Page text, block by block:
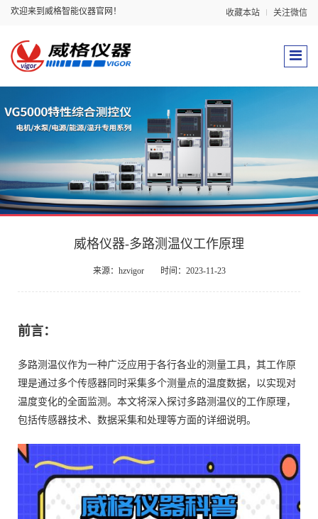
欢迎来到威格智能仪器官网！ 收藏本站 关注微信
威格仪器-多路测温仪工作原理
来源：hzvigor 时间：2023-11-23
前言：
多路测温仪作为一种广泛应用于各行各业的测量工具，其工作原
理是通过多个传感器同时采集多个测量点的温度数据，以实现对
温度变化的全面监测。本文将深入探讨多路测温仪的工作原理，
包括传感器技术、数据采集和处理等方面的详细说明。